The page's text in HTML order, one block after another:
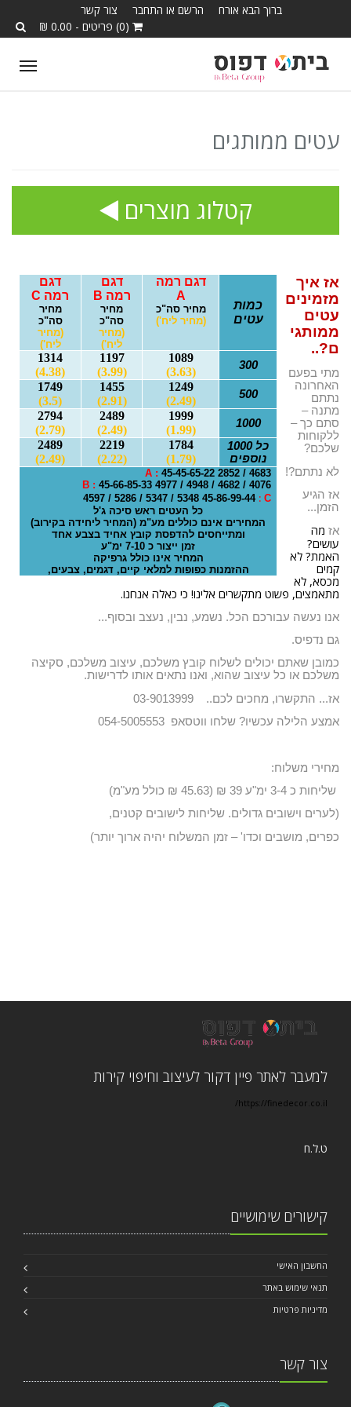
ברוך הבא אורח הרשם או התחבר
צור קשר
(0) פריטים - 0.00 ₪
T
v
g
i
עטים ממותגים
קטלוג מוצרים
כמות
עטים
דגם רמה
A
מחיר סה"כ
(מחיר ליח')
דגם
רמה B
מחיר
סה"כ
(מחיר
ליח')
דגם
רמה C
מחיר
סה"כ
(מחיר
ליח')
300
1089
(3.63)
1197
(3.99)
1314
(4.38)
500
1249
(2.49)
1455
(2.91)
1749
(3.5)
1000
1999
(1.99)
2489
(2.49)
2794
(2.79)
כל 1000
נוספים
1784
(1.79)
2219
(2.22)
2489
(2.49)
A :45-45-65-22 2852 / 4683
B :45-66-85-33 4977 / 4948 / 4682 / 4076
C
:
45-86-99-44 5348 / 5347 / 5286 / 4597
כל העטים ראש סיכה ג'ל
המחירים אינם כוללים מע"מ (המחיר ליחידה בקירוב)
ומתייחסים להדפסת קובץ אחיד בצבע אחד
זמן ייצור כ 7-10 ימ"ע
המחיר אינו כולל גרפיקה
ההזמנות כפופות למלאי קיים, דגמים, צבעים,
אז איך
מזמינים
עטים
ממותגי
ם?..
מתי בפעם
האחרונה
נתתם
מתנה –
סתם כך –
ללקוחות
שלכם?
לא נתתם?!
אז הגיע
הזמן...
אז מה
עושים?
האמת? לא
קמים
מכסא, לא
מתאמצים, פשוט מתקשרים אלינו! כי כאלה אנחנו.
אנו נעשה עבורכם הכל. נשמע, נבין, נעצב ובסוף...
גם נדפיס.
כמובן שאתם יכולים לשלוח קובץ משלכם, עיצוב משלכם, סקיצה
משלכם או כל עיצוב שהוא, ואנו נתאים אותו לדרישות.
אז... התקשרו, מחכים לכם.. 03-9013999
אמצע הלילה עכשיו? שלחו ווטסאפ 054-5005553
מחירי משלוח:
שליחות כ 3-4 ימ"ע 39 ₪ (45.63 ₪ כולל מע"מ)
(לערים וישובים גדולים. שליחות לישובים קטנים,
כפרים, מושבים וכדו' – זמן המשלוח יהיה ארוך יותר)
למעבר לאתר פיין דקור לעיצוב וחיפוי קירות
https://finedecor.co.il/
ט.ל.ח
קישורים שימושיים
החשבון האישי
תנאי שימוש באתר
מדיניות פרטיות
צור קשר